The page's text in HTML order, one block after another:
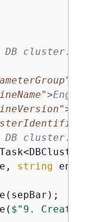
DB cluster.
DB cluster.
string
$"9. Create